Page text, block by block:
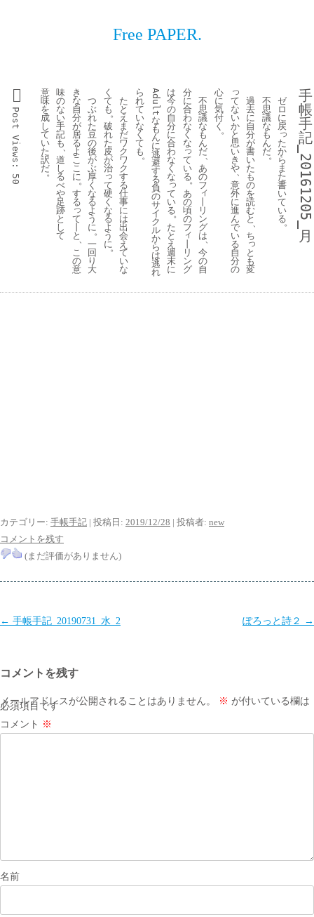
Free PAPER.
手
帳
手
記
_20161205_
月
ゼ
ロ
に
戻
っ
た
か
ら
ま
た
書
い
て
い
る。
不
思
議
な
も
ん
だ。
過
去
に
自
分
が
書
い
た
も
の
を
読
む
と、
ち
っ
と
も
変
っ
て
な
い
か
と
思
い
き
や、
意
外
に
進
ん
で
い
る
自
分
の
心
に
気
付
く。
不
思
議
な
も
ん
だ、
あ
の
フ
ィ
リ
ン
グ
は、
今
の
自
分
に
合
わ
な
く
な
っ
て
い
る。
あ
の
頃
の
フ
ィ
丨
リ
ン
グ
は
今
の
自
分
に
合
わ
な
く
な
っ
て
い
る。
た
と
え
週
末
に
Adult
な
も
ん
に
逃
避
す
る
負
の
サ
イ
ク
ル
か
ら
は
逃
れ
ら
れ
て
い
な
く
て
も。
た
と
え
ま
だ
ワ
ク
ワ
ク
す
る
仕
事
に
は
出
会
え
て
い
な
く
て
も。
破
れ
た
皮
が
治
っ
て
硬
く
な
る
よ
う
に。
つ
ぶ
れ
た
豆
の
後
が
ぶ
厚
く
な
る
よ
う
に。
一
回
り
大
き
な
自
分
が
居
る
よ
こ
こ
に。
す
る
っ
て
と、
こ
の
意
味
の
な
い
手
記
も、
道
し
る
べ
や
足
跡
と
し
て
意
味
を
成
し
て
い
た
訳
だ。
Post
Views:
50
カテゴリー: 手帳手記 | 投稿日: 2019/12/28 | 投稿者: new
コメントを残す
(まだ評価がありません)
投
ビ
ゲ
ー
← 手帳手記_20190731_水_2 ぽろっと詩２ →
コメントを残す
メールアドレスが公開されることはありません。 ※ が付いている欄は
必須項目です
コメント ※
名前